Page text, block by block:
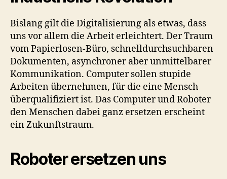
Bislang gilt die Digitalisierung als etwas, dass
uns vor allem die Arbeit erleichtert. Der Traum
vom Papierlosen-Büro, schnelldurchsuchbaren
Dokumenten, asynchroner aber unmittelbarer
Kommunikation. Computer sollen stupide
Arbeiten übernehmen, für die eine Mensch
überqualifiziert ist. Das Computer und Roboter
den Menschen dabei ganz ersetzen erscheint
ein Zukunftstraum.
Roboter ersetzen uns